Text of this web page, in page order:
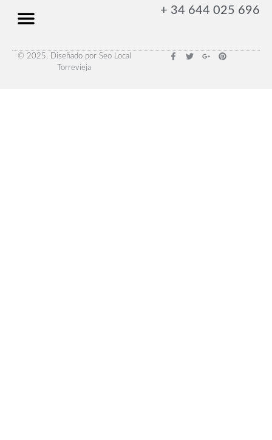
+ 34 644 025 696
© 2025. Diseñado por Seo Local
Torrevieja
F
a
T
w
G
P
i